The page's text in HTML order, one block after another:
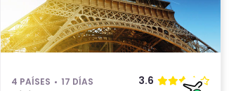
4 PAÍSES 17 DÍAS 3.6